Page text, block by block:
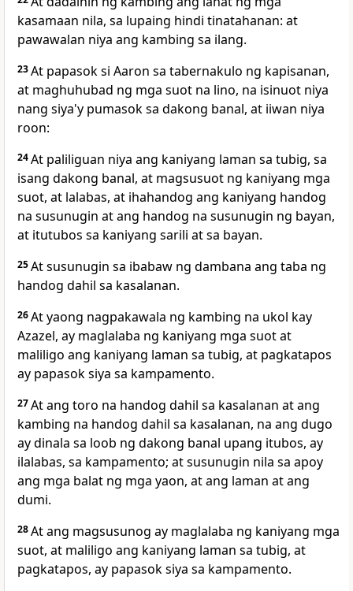
kasamaan nila, sa lupaing hindi tinatahanan: at
pawawalan niya ang kambing sa ilang.
23At papasok si Aaron sa tabernakulo ng kapisanan,
at maghuhubad ng mga suot na lino, na isinuot niya
nang siya'y pumasok sa dakong banal, at iiwan niya
roon:
24At paliliguan niya ang kaniyang laman sa tubig, sa
isang dakong banal, at magsusuot ng kaniyang mga
suot, at lalabas, at ihahandog ang kaniyang handog
na susunugin at ang handog na susunugin ng bayan,
at itutubos sa kaniyang sarili at sa bayan.
25At susunugin sa ibabaw ng dambana ang taba ng
handog dahil sa kasalanan.
26At yaong nagpakawala ng kambing na ukol kay
Azazel, ay maglalaba ng kaniyang mga suot at
maliligo ang kaniyang laman sa tubig, at pagkatapos
ay papasok siya sa kampamento.
27At ang toro na handog dahil sa kasalanan at ang
kambing na handog dahil sa kasalanan, na ang dugo
ay dinala sa loob ng dakong banal upang itubos, ay
ilalabas, sa kampamento; at susunugin nila sa apoy
ang mga balat ng mga yaon, at ang laman at ang
dumi.
28At ang magsusunog ay maglalaba ng kaniyang mga
suot, at maliligo ang kaniyang laman sa tubig, at
pagkatapos, ay papasok siya sa kampamento.